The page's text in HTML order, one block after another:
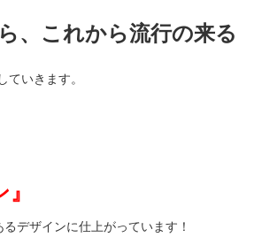
、これから流行の来る
ていきます。
デザインに仕上がっています！